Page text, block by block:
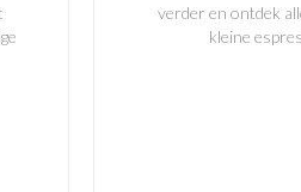
verder en ontdek
kleine